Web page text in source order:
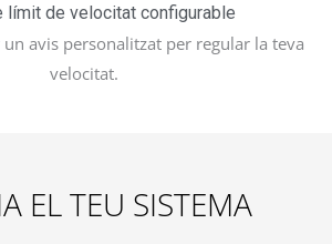
límit de velocitat configurable
avis personalitzat per regular la teva
velocitat.
EL TEU SISTEMA​